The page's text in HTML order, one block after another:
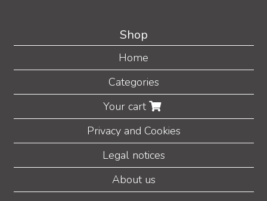
Shop
Home
Categories
Your cart
Privacy and Cookies
Legal notices
About us